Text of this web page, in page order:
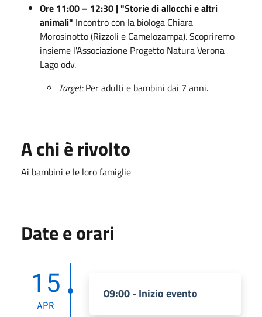
Ore 11:00 – 12:30 | "Storie di allocchi e altri
animali" Incontro con la biologa Chiara
Morosinotto (Rizzoli e Camelozampa). Scopriremo
insieme l'Associazione Progetto Natura Verona
Lago odv.
Target:Per adulti e bambini dai 7 anni.
A chi è rivolto
Ai bambini e le loro famiglie
Date e orari
15
APR
09:00 - Inizio evento